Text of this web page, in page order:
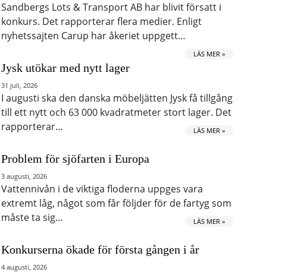
Sandbergs Lots & Transport AB har blivit försatt i
konkurs. Det rapporterar flera medier. Enligt
nyhetssajten Carup har åkeriet uppgett…
LÄS MER »
Jysk utökar med nytt lager
31 juli, 2026
I augusti ska den danska möbeljätten Jysk få tillgång
till ett nytt och 63 000 kvadratmeter stort lager. Det
rapporterar…
LÄS MER »
Problem för sjöfarten i Europa
3 augusti, 2026
Vattennivån i de viktiga floderna uppges vara
extremt låg, något som får följder för de fartyg som
måste ta sig…
LÄS MER »
Konkurserna ökade för första gången i år
4 augusti, 2026